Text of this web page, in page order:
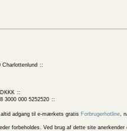
Charlottenlund
3000 000 5252520
adgang til e-mærkets gratis Forbrugerhotline,
forbeholdes. Ved brug af dette site